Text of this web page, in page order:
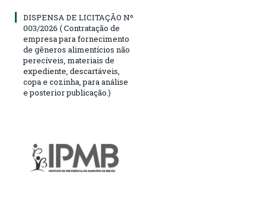
DISPENSA DE LICITAÇÃO Nº
003/2026 ( Contratação de
empresa para fornecimento
de gêneros alimentícios não
perecíveis, materiais de
expediente, descartáveis,
copa e cozinha, para análise
e posterior publicação.)